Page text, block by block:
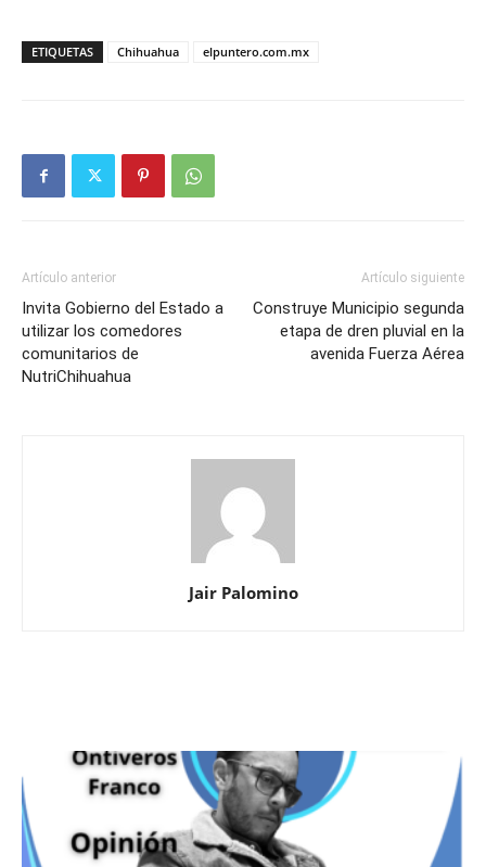
ETIQUETAS Chihuahua elpuntero.com.mx
Artículo anterior
Invita Gobierno del Estado a
utilizar los comedores
comunitarios de
NutriChihuahua
Artículo siguiente
Construye Municipio segunda
etapa de dren pluvial en la
avenida Fuerza Aérea
Jair Palomino